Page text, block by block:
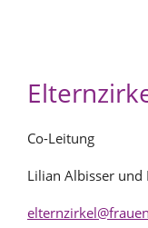
Co-Leitung
Lilian Albisser und